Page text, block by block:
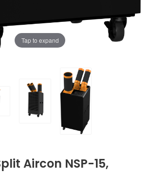
Tap to expand
Aircon NSP-15,